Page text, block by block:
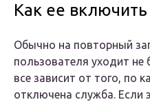
Как ее
Обычно на повторный
пользователя уходит
все зависит от того, по
отключена служба. Если